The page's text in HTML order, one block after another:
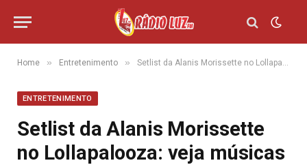
Home » Entretenimento » Setlist da Alanis Morissette no Lollapalooza: veja músicas
ENTRETENIMENTO
Setlist da Alanis Morissette
no Lollapalooza: veja músicas